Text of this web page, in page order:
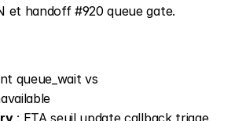
et handoff #920 queue gate.
queue_wait vs
: ETA seuil update callback triage